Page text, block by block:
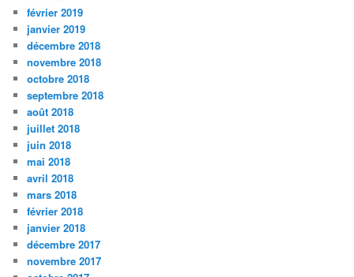
février 2019
janvier 2019
décembre 2018
novembre 2018
octobre 2018
septembre 2018
août 2018
juillet 2018
juin 2018
mai 2018
avril 2018
mars 2018
février 2018
janvier 2018
décembre 2017
novembre 2017